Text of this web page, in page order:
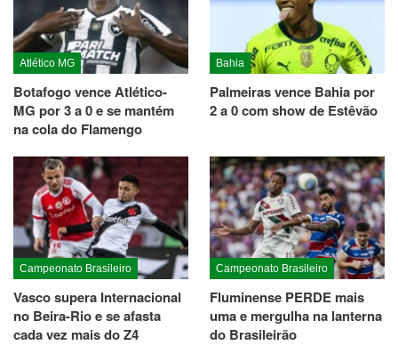
Atlético MG
Botafogo vence Atlético-
MG por 3 a 0 e se mantém
na cola do Flamengo
Bahia
Palmeiras vence Bahia por
2 a 0 com show de Estêvão
Campeonato Brasileiro
Vasco supera Internacional
no Beira-Rio e se afasta
cada vez mais do Z4
Campeonato Brasileiro
Fluminense PERDE mais
uma e mergulha na lanterna
do Brasileirão